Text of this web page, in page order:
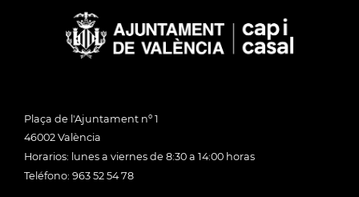
Plaça de l'Ajuntament nº 1
46002 València
Horarios: lunes a viernes de 8:30 a 14:00 horas
Teléfono: 963 52 54 78